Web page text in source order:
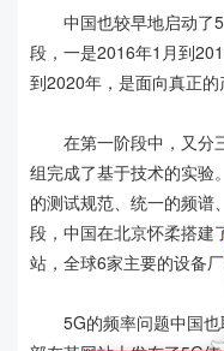
中国也较早地启动了
段，一是2016年1月到
到2020年，是面向真正的
在第一阶段中，又分
组完成了基于技术的实验
的测试规范、统一的频谱
段，中国在北京怀柔搭建
站，全球6家主要的设备厂
5G的频率问题中国也